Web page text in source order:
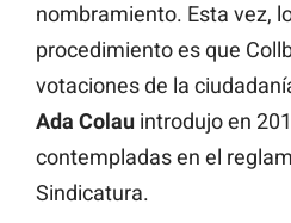
nombramiento. Esta vez,
procedimiento es que
votaciones de la
Ada Colau introdujo en
contempladas en el
Sindicatura.